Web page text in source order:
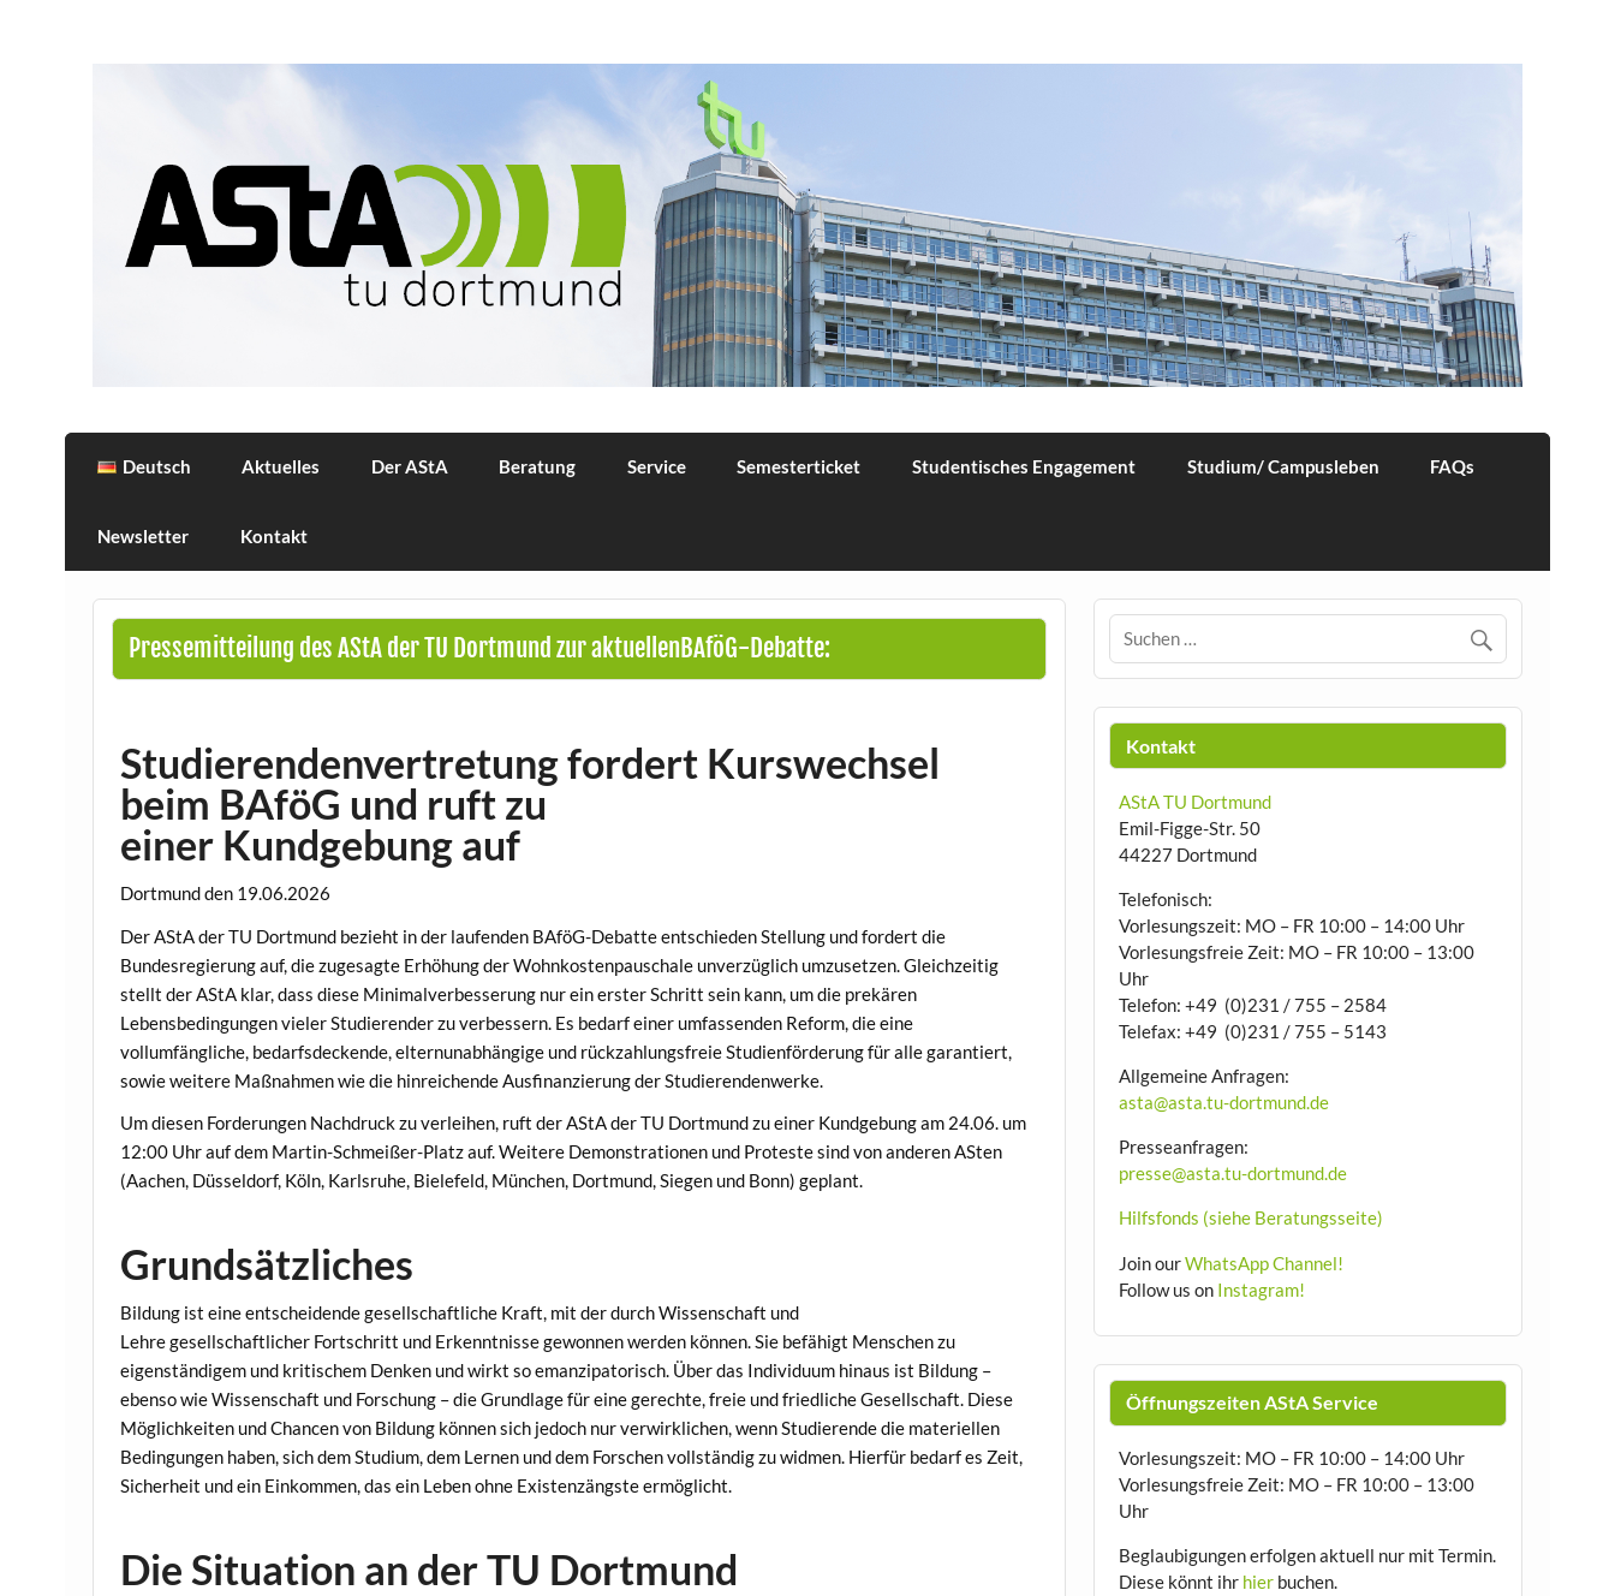
Allgemeiner Studierendenausschuss der TU Dortmund
Deutsch Aktuelles Der AStA Beratung Service Semesterticket Studentisches Engagement Studium/ Campusleben FAQs
Newsletter Kontakt
Pressemitteilung des AStA der TU Dortmund zur aktuellenBAföG-Debatte:
Studierendenvertretung fordert Kurswechsel
beim BAföG und ruft zu
einer Kundgebung auf
Dortmund den 19.06.2026
Der AStA der TU Dortmund bezieht in der laufenden BAföG-Debatte entschieden Stellung und fordert die
Bundesregierung auf, die zugesagte Erhöhung der Wohnkostenpauschale unverzüglich umzusetzen. Gleichzeitig
stellt der AStA klar, dass diese Minimalverbesserung nur ein erster Schritt sein kann, um die prekären
Lebensbedingungen vieler Studierender zu verbessern. Es bedarf einer umfassenden Reform, die eine
vollumfängliche, bedarfsdeckende, elternunabhängige und rückzahlungsfreie Studienförderung für alle garantiert,
sowie weitere Maßnahmen wie die hinreichende Ausfinanzierung der Studierendenwerke.
Um diesen Forderungen Nachdruck zu verleihen, ruft der AStA der TU Dortmund zu einer Kundgebung am 24.06. um
12:00 Uhr auf dem Martin-Schmeißer-Platz auf. Weitere Demonstrationen und Proteste sind von anderen ASten
(Aachen, Düsseldorf, Köln, Karlsruhe, Bielefeld, München, Dortmund, Siegen und Bonn) geplant.
Grundsätzliches
Bildung ist eine entscheidende gesellschaftliche Kraft, mit der durch Wissenschaft und
Lehre gesellschaftlicher Fortschritt und Erkenntnisse gewonnen werden können. Sie befähigt Menschen zu
eigenständigem und kritischem Denken und wirkt so emanzipatorisch. Über das Individuum hinaus ist Bildung –
ebenso wie Wissenschaft und Forschung – die Grundlage für eine gerechte, freie und friedliche Gesellschaft. Diese
Möglichkeiten und Chancen von Bildung können sich jedoch nur verwirklichen, wenn Studierende die materiellen
Bedingungen haben, sich dem Studium, dem Lernen und dem Forschen vollständig zu widmen. Hierfür bedarf es Zeit,
Sicherheit und ein Einkommen, das ein Leben ohne Existenzängste ermöglicht.
Die Situation an der TU Dortmund
Kontakt
AStA TU Dortmund
Emil-Figge-Str. 50
44227 Dortmund
Telefonisch:
Vorlesungszeit: MO – FR 10:00 – 14:00 Uhr
Vorlesungsfreie Zeit: MO – FR 10:00 – 13:00
Uhr
Telefon: +49 (0)231 / 755 – 2584
Telefax: +49 (0)231 / 755 – 5143
Allgemeine Anfragen:
asta@asta.tu-dortmund.de
Presseanfragen:
presse@asta.tu-dortmund.de
Hilfsfonds (siehe Beratungsseite)
Join ourWhatsApp Channel!
Follow us on Instagram!
Öffnungszeiten AStA Service
Vorlesungszeit: MO – FR 10:00 – 14:00 Uhr
Vorlesungsfreie Zeit: MO – FR 10:00 – 13:00
Uhr
Beglaubigungen erfolgen aktuell nur mit Termin.
Diese könnt ihr hierbuchen.